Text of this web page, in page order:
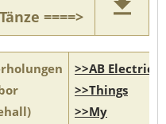
====>
>>AB Electric
>>Things
>>My